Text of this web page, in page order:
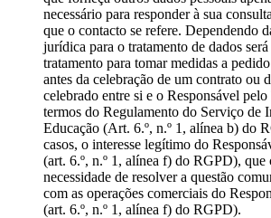
necessário para responder à sua
que o contacto se refere. Dependendo
jurídica para o tratamento de dados será
tratamento para tomar medidas a
antes da celebração de um contrato ou
celebrado entre si e o Responsável
termos do Regulamento do Serviço de
Educação (Art. 6.º, n.º 1, alínea b) do
casos, o interesse legítimo do
(art. 6.º, n.º 1, alínea f) do RGPD), que
necessidade de resolver a questão
com as operações comerciais do
(art. 6.º, n.º 1, alínea f) do RGPD).